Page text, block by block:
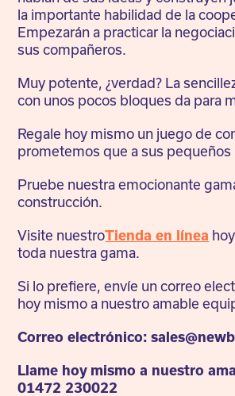
la importante habilidad de la
Empezarán a practicar la
sus compañeros.
Muy potente, ¿verdad? La
con unos pocos bloques da para
Regale hoy mismo un juego de
prometemos que a sus pequeños
Pruebe nuestra emocionante
construcción.
Visite nuestroTienda en línea
toda nuestra gama.
Si lo prefiere, envíe un correo
hoy mismo a nuestro amable
Correo electrónico:
Llame hoy mismo a nuestro
01472 230022